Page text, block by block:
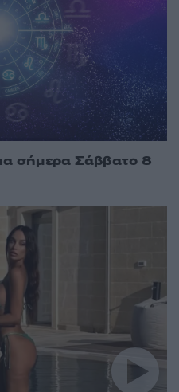
σήμερα Σάββατο 8